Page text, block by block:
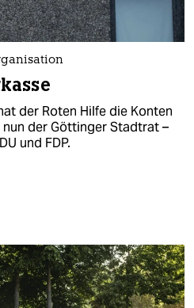
der Roten Hilfe die Konten
der Göttinger Stadtrat –
und FDP.